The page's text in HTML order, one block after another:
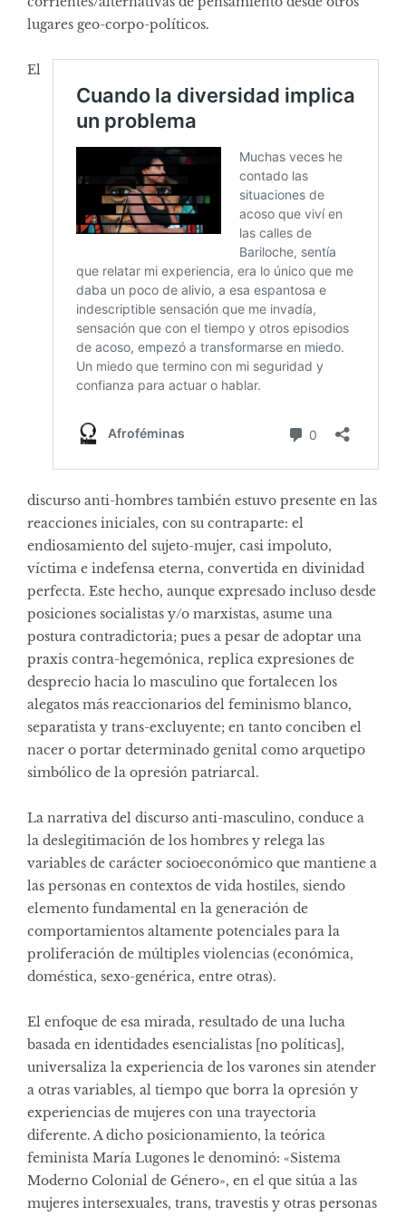
lugares geo-corpo-políticos.
El
discurso anti-hombres también estuvo presente en las
reacciones iniciales, con su contraparte: el
endiosamiento del sujeto-mujer, casi impoluto,
víctima e indefensa eterna, convertida en divinidad
perfecta. Este hecho, aunque expresado incluso desde
posiciones socialistas y/o marxistas, asume una
postura contradictoria; pues a pesar de adoptar una
praxis contra-hegemónica, replica expresiones de
desprecio hacia lo masculino que fortalecen los
alegatos más reaccionarios del feminismo blanco,
separatista y trans-excluyente; en tanto conciben el
nacer o portar determinado genital como arquetipo
simbólico de la opresión patriarcal.
La narrativa del discurso anti-masculino, conduce a
la deslegitimación de los hombres y relega las
variables de carácter socioeconómico que mantiene a
las personas en contextos de vida hostiles, siendo
elemento fundamental en la generación de
comportamientos altamente potenciales para la
proliferación de múltiples violencias (económica,
doméstica, sexo-genérica, entre otras).
El enfoque de esa mirada, resultado de una lucha
basada en identidades esencialistas [no políticas],
universaliza la experiencia de los varones sin atender
a otras variables, al tiempo que borra la opresión y
experiencias de mujeres con una trayectoria
diferente. A dicho posicionamiento, la teórica
feminista María Lugones le denominó: «Sistema
Moderno Colonial de Género», en el que sitúa a las
mujeres intersexuales, trans, travestis y otras personas